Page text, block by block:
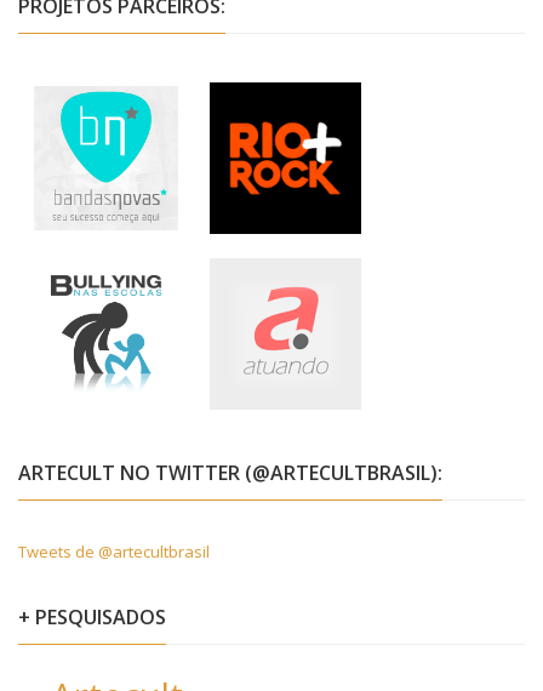
PROJETOS PARCEIROS:
ARTECULT NO TWITTER (@ARTECULTBRASIL):
Tweets de @artecultbrasil
+ PESQUISADOS